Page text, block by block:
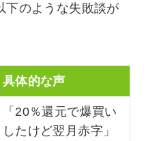
下のような失敗談が
具体的な声
「20％還元で爆買い
したけど翌月赤字」